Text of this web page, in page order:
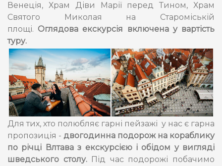
Венеція, Храм Діви Марії перед Тином, Храм
Святого Миколая на Староміській
площі. Оглядова екскурсія включена у вартість
туру.
Для тих, хто полюбляє гарні пейзажі у нас є гарна
пропозиція - двогодинна подорож на кораблику
по річці Влтава з екскурсією і обідом у вигляді
шведського столу. Під час подорожі побачимо